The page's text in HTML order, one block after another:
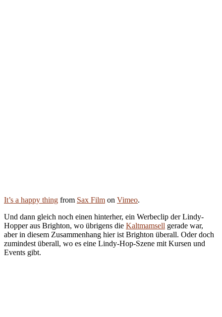
It’s a happy thing from Sax Film on Vimeo.
Und dann gleich noch einen hinterher, ein Werbeclip der Lindy-
Hopper aus Brighton, wo übrigens die Kaltmamsell gerade war,
aber in diesem Zusammenhang hier ist Brighton überall. Oder doch
zumindest überall, wo es eine Lindy-Hop-Szene mit Kursen und
Events gibt.